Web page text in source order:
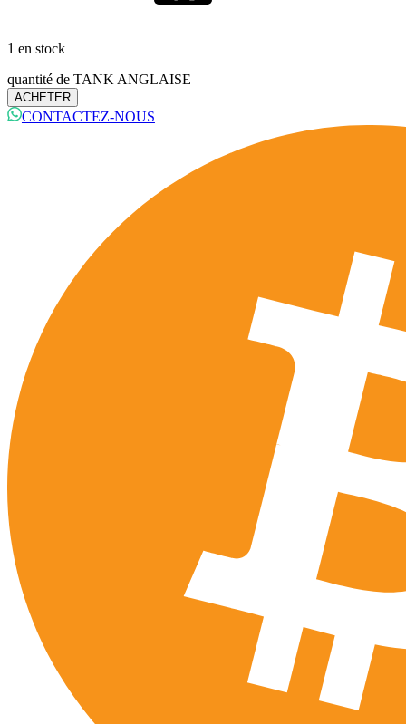
1 en stock
quantité de TANK ANGLAISE
ACHETER
CONTACTEZ-NOUS